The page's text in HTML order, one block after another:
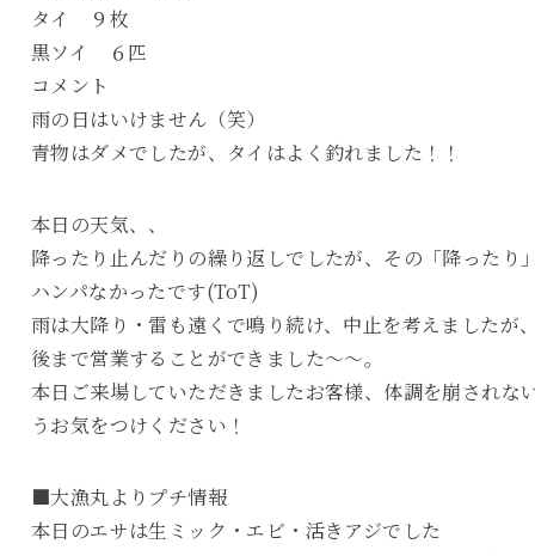
タイ ９枚
黒ソイ ６匹
コメント
雨の日はいけません（笑）
青物はダメでしたが、タイはよく釣れました！！
本日の天気、、
降ったり止んだりの繰り返しでしたが、その「降ったり
ハンパなかったです(ToT)
雨は大降り・雷も遠くで鳴り続け、中止を考えましたが
後まで営業することができました～～。
本日ご来場していただきましたお客様、体調を崩されな
うお気をつけください！
■大漁丸よりプチ情報
本日のエサは生ミック・エビ・活きアジでした